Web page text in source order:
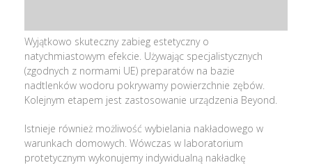
Wyjątkowo skuteczny zabieg estetyczny o
natychmiastowym efekcie. Używając specjalistycznych
(zgodnych z normami UE) preparatów na bazie
nadtlenków wodoru pokrywamy powierzchnie zębów.
Kolejnym etapem jest zastosowanie urządzenia Beyond.
Istnieje również możliwość wybielania nakładowego w
warunkach domowych. Wówczas w laboratorium
protetycznym wykonujemy indywidualną nakładkę